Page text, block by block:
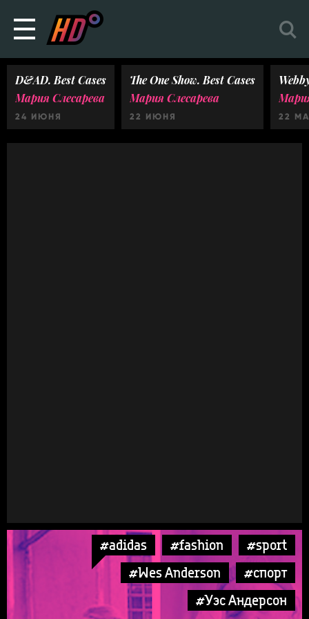
D&AD. Best Cases
Мария Слесарева
24 ИЮНЯ
The One Show. Best Cases
Мария Слесарева
22 ИЮНЯ 22
#adidas #fashion
#sport
#Wes Anderson
#спорт
#Уэс Андерсон